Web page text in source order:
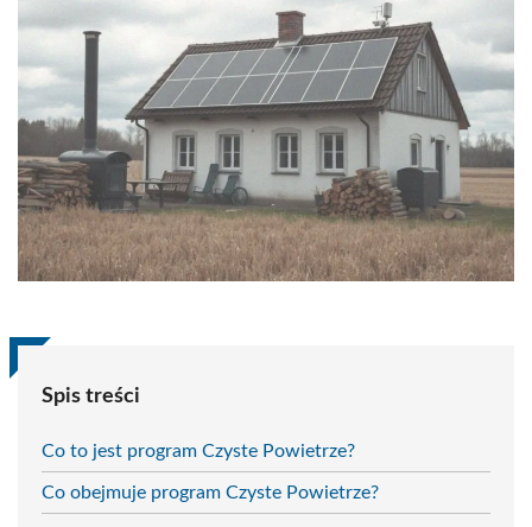
Spis treści
Co to jest program Czyste Powietrze?
Co obejmuje program Czyste Powietrze?